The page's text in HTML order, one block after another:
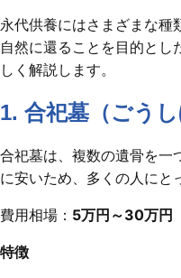
永代供養にはさまざまな種
自然に還ることを目的と
しく解説します。
1. 合祀墓（ごうし
合祀墓は、複数の遺骨を一
に安いため、多くの人にと
費用相場： 5万円～30万円
特徴